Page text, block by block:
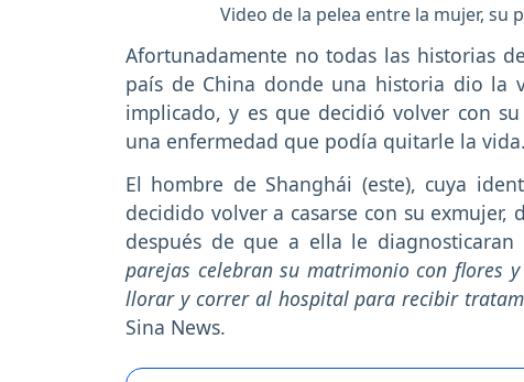
Video de la pelea entre la mujer, su
Afortunadamente no todas las historias
país de China donde una historia dio la
implicado, y es que decidió volver con
una enfermedad que podía quitarle la vida.
El hombre de Shanghái (este), cuya
decidido volver a casarse con su
después de que a ella le diagnosticaran
parejas celebran su matrimonio con flores
llorar y correr al hospital para recibir
Sina News.